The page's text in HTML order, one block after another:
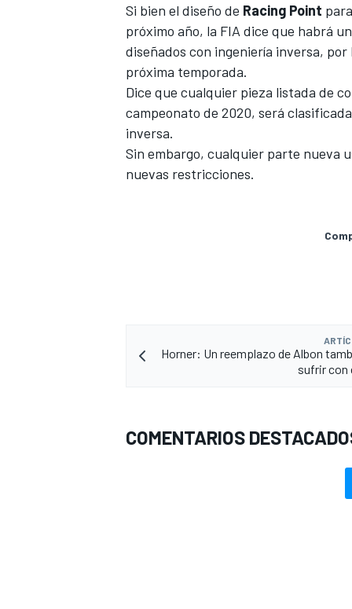
MÁS CATEGORÍAS
Si bien el diseño de Racing Point
próximo año, la FIA dice que habrá
diseñados con ingeniería inversa,
próxima temporada.
Dice que cualquier pieza listada de
campeonato de 2020, será
inversa.
Sin embargo, cualquier parte nueva
nuevas restricciones.
Horner: Un reemplazo de Albon
sufrir con
COMENTARIOS